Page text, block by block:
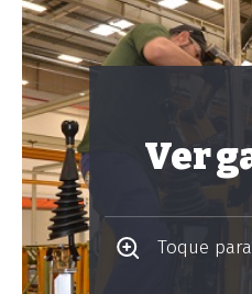
Ver
Toque